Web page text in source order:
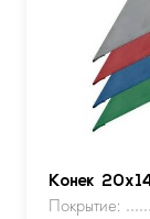
Конек
Покрытие: